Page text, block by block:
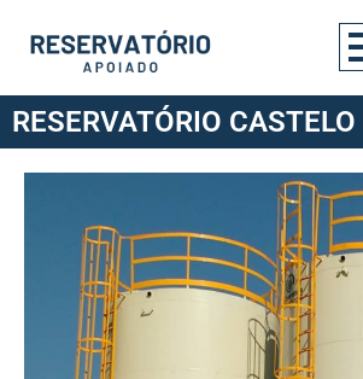
RESERVATÓRIO